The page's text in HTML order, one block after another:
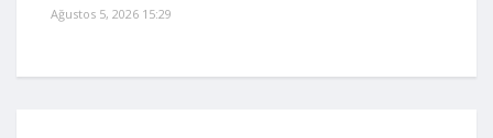
Ağustos 5, 2026 15:29